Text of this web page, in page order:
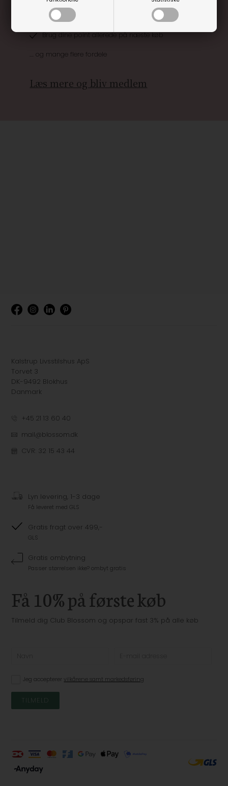
Optjen 3% i bonuskroner når du handler
Særlige, eksklusive tilbud kun til klubkunder
Brug dine point allerede på næste køb
.... og mange flere fordele
Læs mere og bliv medlem
Kalstrup Livsstilshus ApS
Torvet 3
DK-9492 Blokhus
Danmark
+45 21 13 60 40
mail@blossom.dk
CVR: 32 15 43 44
Lyn levering, 1-3 dage
Få leveret med GLS
Gratis fragt over 499,-
GLS
Gratis ombytning
Passer størrelsen ikke? ombyt gratis
Få 10% på første køb
Tilmeld dig Club Blossom og opspar fast 3% på alle køb
Jeg accepterervilkårene samt markedsføring